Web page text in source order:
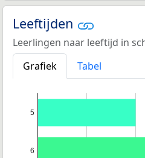
Leeftijden
Leerlingen naar leeftijd in
Grafiek
Tabel
5
6